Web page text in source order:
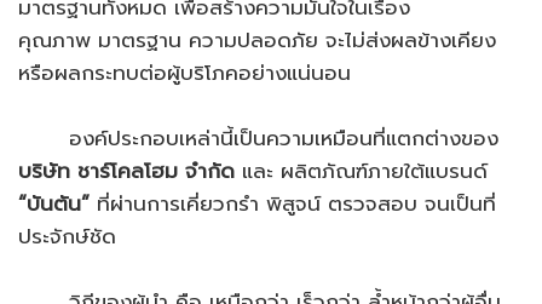
มาตรฐานทั้งหมด เพื่อสร้างความมั่นใจในเรื่อง
คุณภาพ มาตรฐาน ความปลอดภัย จะไม่ส่งผลข้างเคียง
หรือผลกระทบต่อผู้บริโภคอย่างแน่นอน
องค์ประกอบเหล่านี้เป็นความเหมือนที่แตกต่างของ
บริษัท ชาร์โคลโฮม จำกัด และ ผลิตภัณฑ์ภายใต้แบรนด์
“บันตัน” ที่ผ่านการเคี่ยวกรำ พิสูจน์ ตรวจสอบ จนเป็นที่
ประจักษ์ชัด